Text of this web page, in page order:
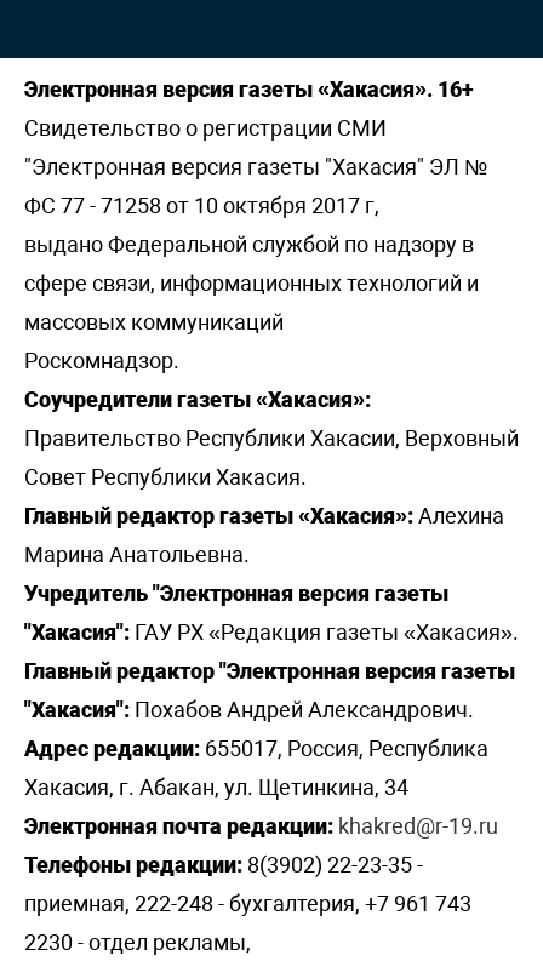
Электронная версия газеты «Хакасия». 16+
Свидетельство о регистрации СМИ
"Электронная версия газеты "Хакасия" ЭЛ №
ФС 77 - 71258 от 10 октября 2017 г,
выдано Федеральной службой по надзору в
сфере связи, информационных технологий и
массовых коммуникаций
Роскомнадзор.
Соучредители газеты «Хакасия»:
Правительство Республики Хакасии, Верховный
Совет Республики Хакасия.
Главный редактор газеты «Хакасия»:Алехина
Марина Анатольевна.
Учредитель "Электронная версия газеты
"Хакасия": ГАУ РХ «Редакция газеты «Хакасия».
Главный редактор "Электронная версия газеты
"Хакасия": Похабов Андрей Александрович.
Адрес редакции: 655017, Россия, Республика
Хакасия, г. Абакан, ул. Щетинкина, 34
Электронная почта редакции: khakred@r-19.ru
Телефоны редакции: 8(3902) 22-23-35 -
приемная, 222-248 - бухгалтерия, +7 961 743
2230 - отдел рекламы,